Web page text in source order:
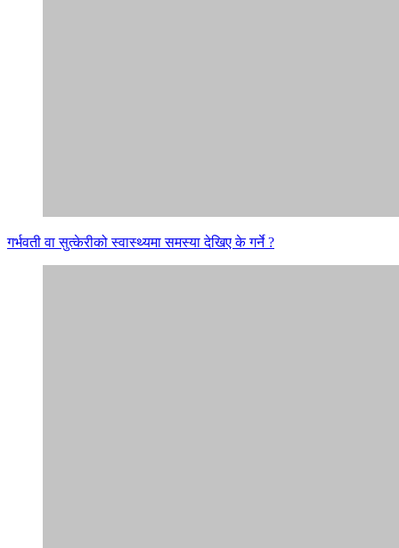
गर्भवती वा सुत्केरीको स्वास्थ्यमा समस्या देखिए के गर्ने ?